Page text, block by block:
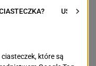
de Nata i kawa.